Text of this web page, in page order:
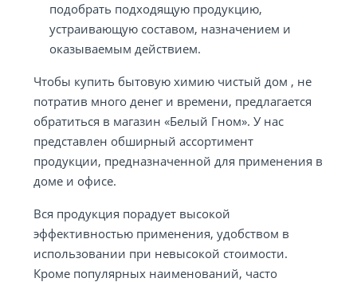
подобрать подходящую продукцию,
устраивающую составом, назначением и
оказываемым действием.
Чтобы купить бытовую химию чистый дом , не
потратив много денег и времени, предлагается
обратиться в магазин «Белый Гном». У нас
представлен обширный ассортимент
продукции, предназначенной для применения в
доме и офисе.
Вся продукция порадует высокой
эффективностью применения, удобством в
использовании при невысокой стоимости.
Кроме популярных наименований, часто